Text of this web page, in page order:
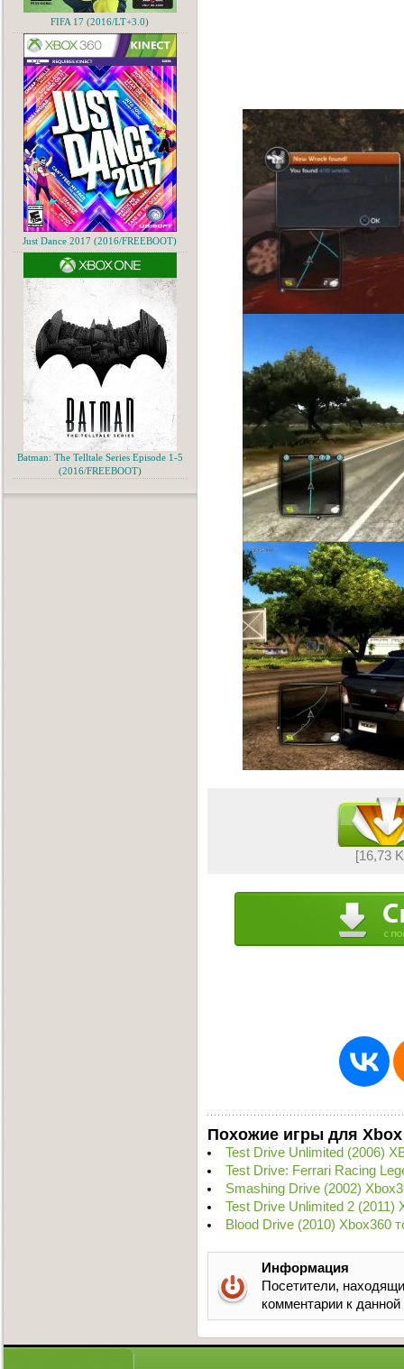
[16,73
Похожие игры для Xbox
Test Drive Unlimited (2006)
Test Drive: Ferrari Racing
Smashing Drive (2002)
Test Drive Unlimited 2 (2011)
Blood Drive (2010) Xbox360
Информация
Посетители,
комментарии к
FIFA 17 (2016/LT+3.0)
Just Dance 2017 (2016/FREEBOOT)
Batman: The Telltale Series Episode 1-5
(2016/FREEBOOT)